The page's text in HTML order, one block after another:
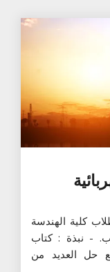
كلية الهندسة
- نبذة : كتاب
حل العديد من